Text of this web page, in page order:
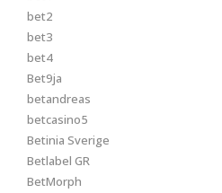
bet2
bet3
bet4
Bet9ja
betandreas
betcasino5
Betinia Sverige
Betlabel GR
BetMorph